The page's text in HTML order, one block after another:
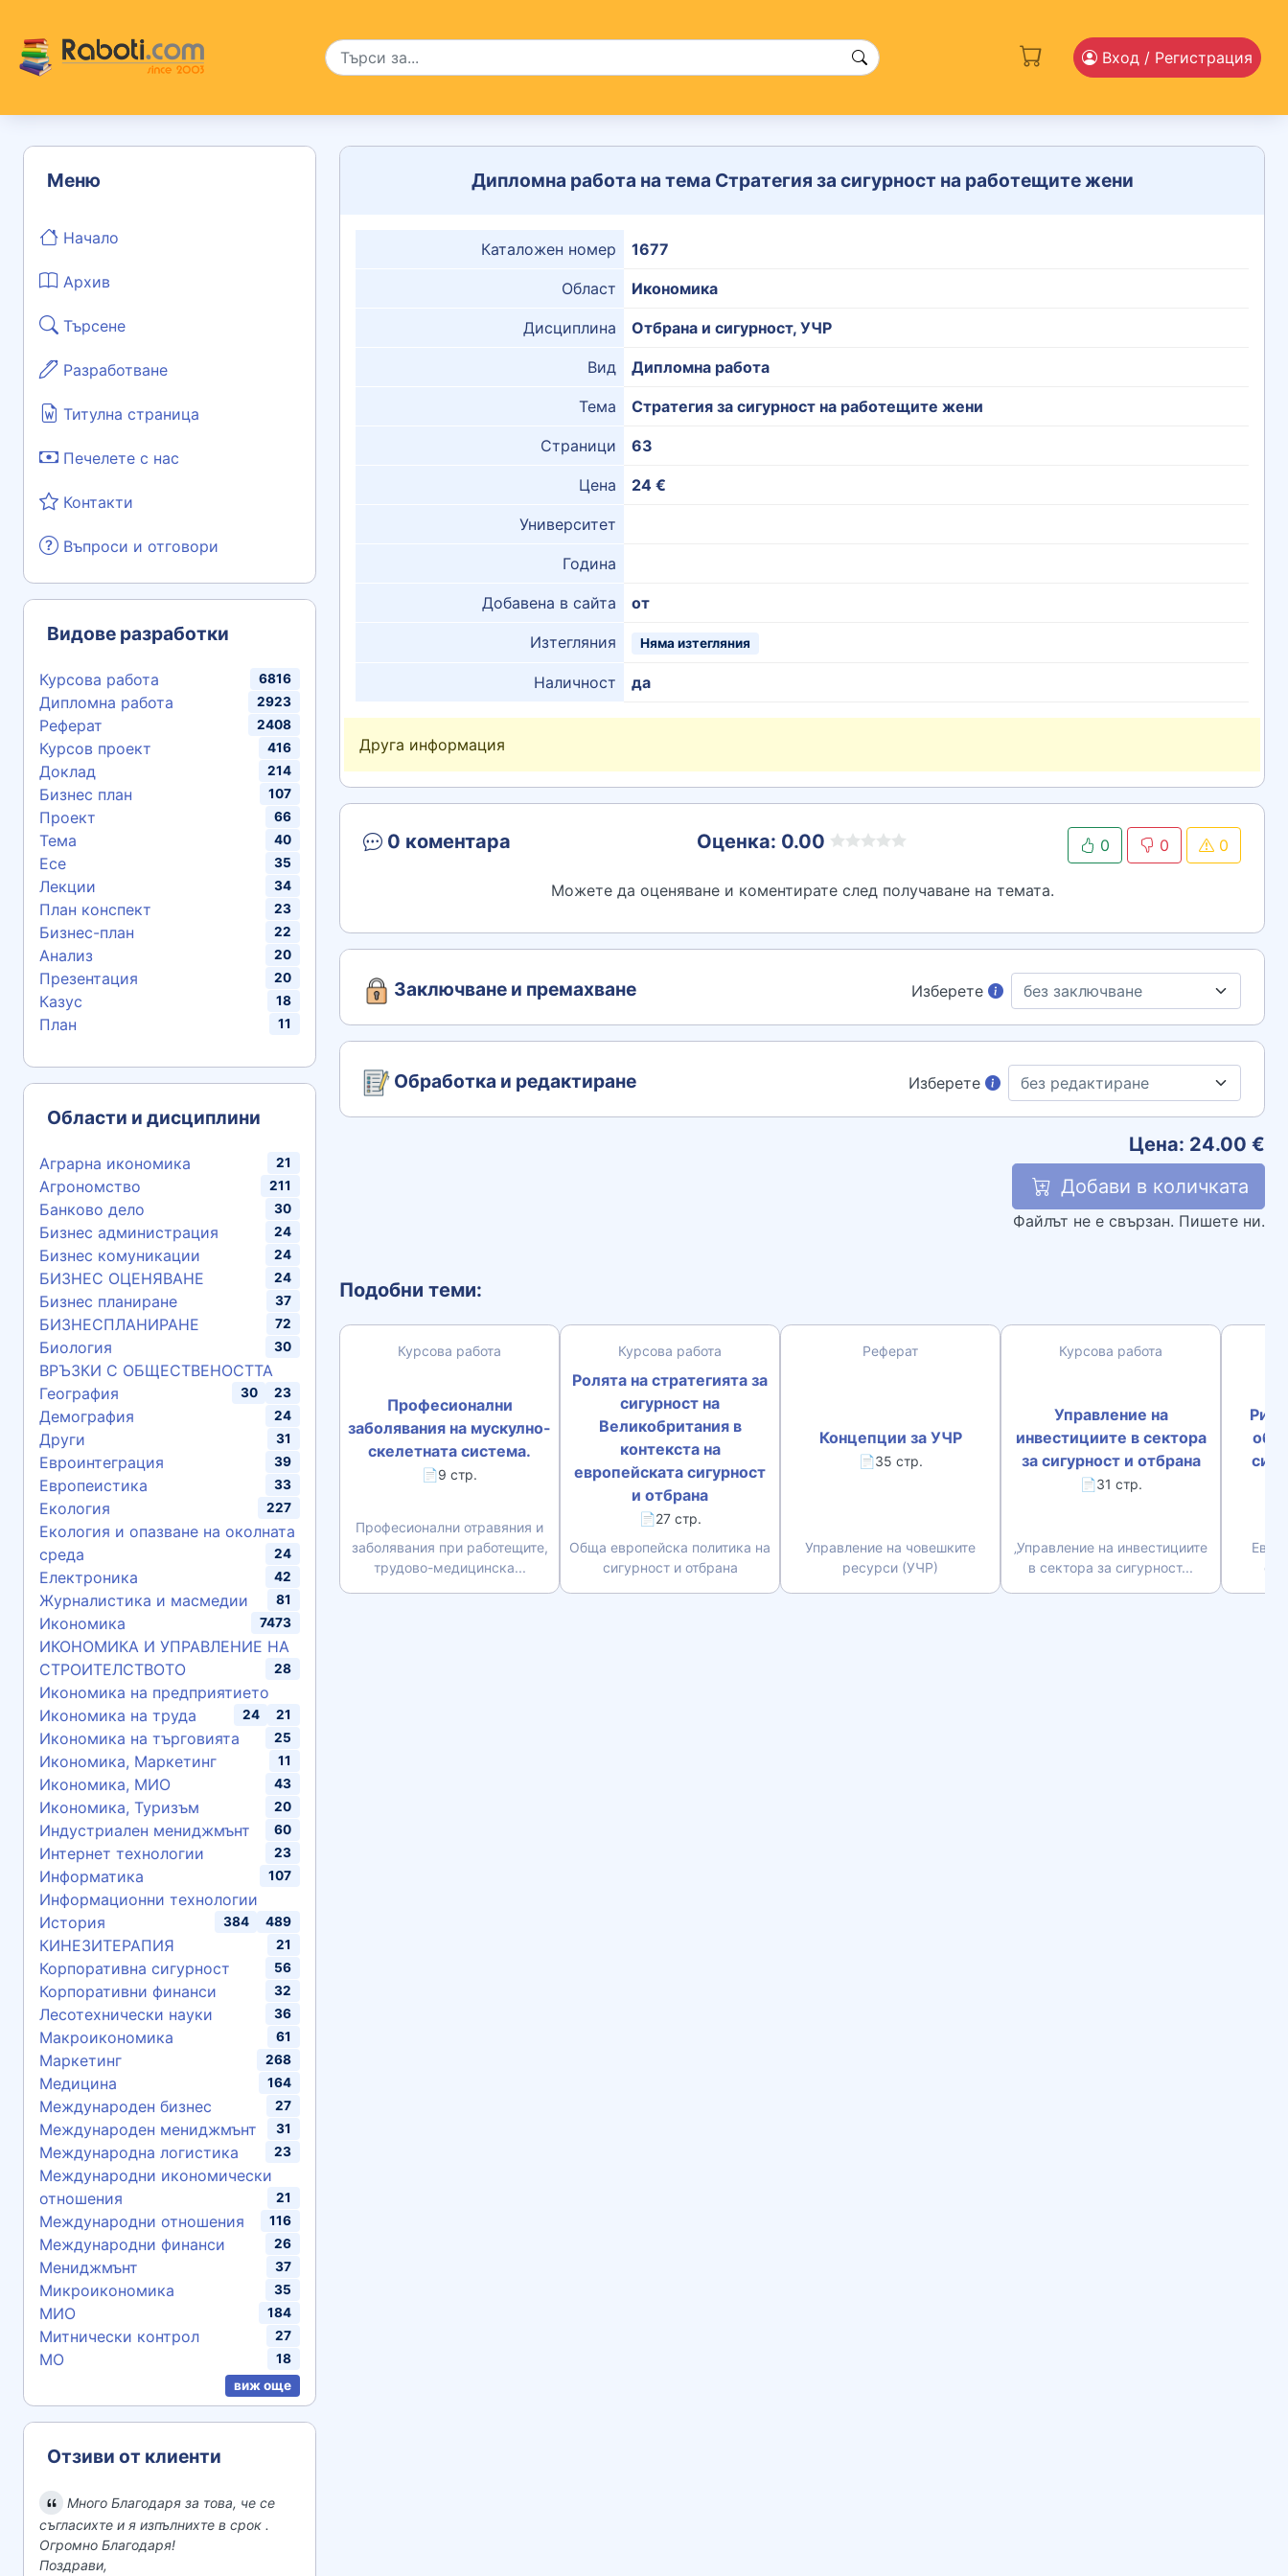
Вход / Регистрация
Меню
Начало
Архив
Търсене
Разработване
Титулна страница
Печелете с нас
Контакти
Въпроси и отговори
Видове разработки
Курсова работа 6816
Дипломна работа 2923
Реферат 2408
Курсов проект 416
Доклад 214
Бизнес план 107
Проект 66
Тема 40
Есе 35
Лекции 34
План конспект 23
Бизнес-план 22
Анализ 20
Презентация 20
Казус 18
План 11
Области и дисциплини
Аграрна икономика 21
Агрономство 211
Банково дело 30
Бизнес администрация 24
Бизнес комуникации 24
БИЗНЕС ОЦЕНЯВАНЕ 24
Бизнес планиране 37
БИЗНЕСПЛАНИРАНЕ 72
Биология 30
ВРЪЗКИ С ОБЩЕСТВЕНОСТТА
23
География 30
Демография 24
Други 31
Евроинтеграция 39
Европеистика 33
Екология 227
Екология и опазване на околната
среда
24
Електроника 42
Журналистика и масмедии 81
Икономика 7473
ИКОНОМИКА И УПРАВЛЕНИЕ НА
СТРОИТЕЛСТВОТО
28
Икономика на предприятието
21
Икономика на труда 24
Икономика на търговията 25
Икономика, Маркетинг 11
Икономика, МИО 43
Икономика, Туризъм 20
Индустриален мениджмънт 60
Интернет технологии 23
Информатика 107
Информационни технологии
489
История 384
КИНЕЗИТЕРАПИЯ 21
Корпоративна сигурност 56
Корпоративни финанси 32
Лесотехнически науки 36
Макроикономика 61
Маркетинг 268
Медицина 164
Международен бизнес 27
Международен мениджмънт 31
Международна логистика 23
Международни икономически
отношения
21
Международни отношения 116
Международни финанси 26
Мениджмънт 37
Микроикономика 35
МИО 184
Митнически контрол 27
МО
18
виж още
Отзиви от клиенти
Много Благодаря за това, че се
съгласихте и я изпълнихте в срок .
Огромно Благодаря!
Поздрави,
Дипломна работа на тема Стратегия за сигурност на работещите жени
Каталожен номер 1677
Област Икономика
Дисциплина Отбрана и сигурност, УЧР
Вид Дипломна работа
Тема Стратегия за сигурност на работещите жени
Страници 63
Цена 24 €
Университет
Година
Добавена в сайта от
Изтегляния Няма изтегляния
Наличност да
Друга информация
0 коментара Оценка: 0.00 0 0 0
Можете да оценяване и коментирате след получаване на темата.
Заключване и премахване Изберете
Обработка и редактиране Изберете
Цена: 24.00 €
Добави в количката
Файлът не е свързан. Пишете ни.
Подобни теми:
Курсова работа
Професионални
заболявания на мускулно-
скелетната система.
📄9 стр.
Професионални отравяния и
заболявания при работещите,
трудово-медицинска...
Курсова работа
Ролята на стратегията за
сигурност на
Великобритания в
контекста на
европейската сигурност
и отбрана
📄27 стр.
Обща европейска политика на
сигурност и отбрана
Реферат
Концепции за УЧР
📄35 стр.
Управление на човешките
ресурси (УЧР)
Курсова работа
Управление на
инвестициите в сектора
за сигурност и отбрана
📄31 стр.
„Управление на инвестициите
в сектора за сигурност...